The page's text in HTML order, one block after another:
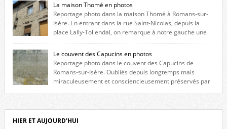
La maison Thomé en photos
Reportage photo dans la maison Thomé à Romans-sur-
Isère. En entrant dans la rue Saint-Nicolas, depuis la
place Lally-Tollendal, on remarque à notre gauche une
maison construite au XVIè siècle. Les deux façades sont ornées de
fenêtres jumelles à meneaux. Entre ces deux étages, on peut voir une
niche qui contient une statue de la Vierge. […]
Le couvent des Capucins en photos
Reportage photo dans le couvent des Capucins de
Romans-sur-Isère. Oubliés depuis longtemps mais
miraculeusement et consciencieusement préservés par
l’histoire de la redécouverte de vestiges du couvent des Capucins ! Petit
retour sur l’histoire […]
HIER ET AUJOURD'HUI